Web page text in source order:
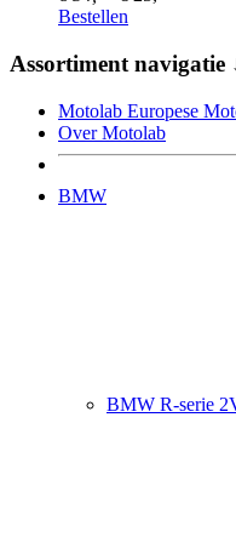
Bestellen
Assortiment navigatie
Motolab Europese
Over Motolab
BMW
BMW R-serie